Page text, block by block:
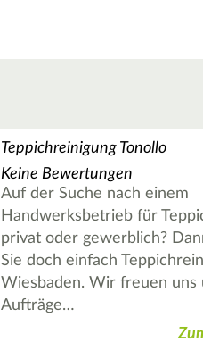
Teppichreinigung Tonollo
Keine Bewertungen
Auf der Suche nach einem
Handwerksbetrieb für
privat oder gewerblich?
Sie doch einfach
Wiesbaden. Wir freuen uns
Aufträge…